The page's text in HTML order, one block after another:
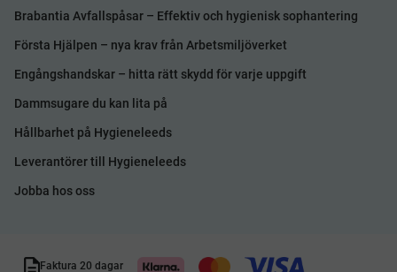
Brabantia Avfallspåsar – Effektiv och hygienisk sophantering
Första Hjälpen – nya krav från Arbetsmiljöverket
Engångshandskar – hitta rätt skydd för varje uppgift
Dammsugare du kan lita på
Hållbarhet på Hygieneleeds
Leverantörer till Hygieneleeds
Jobba hos oss
Faktura 20 dagar